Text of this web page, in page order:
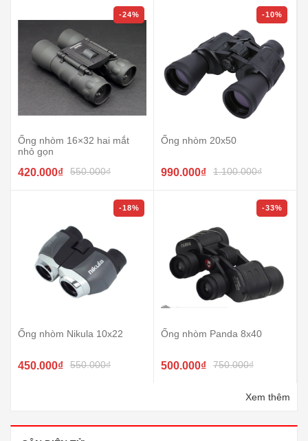
-24%
Ống nhòm 16×32 hai mắt
nhỏ gọn
420.000₫ 550.000₫
-18%
Ống nhòm Nikula 10x22
450.000₫ 550.000₫
-10%
Ống nhòm 20x50
990.000₫ 1.100.000₫
-33%
Ống nhòm Panda 8x40
500.000₫ 750.000₫
Xem thêm